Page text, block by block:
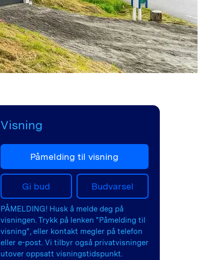
Visning
Påmelding til visning
Gi bud Budvarsel
PÅMELDING! Husk å melde deg på
visningen. Trykk på lenken "Påmelding til
visning", eller kontakt megler på telefon
eller e-post. Vi tilbyr også privatvisninger
utover oppsatt visningstidspunkt.